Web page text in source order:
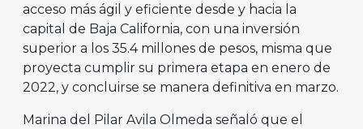
acceso más ágil y eficiente desde y hacia la
capital de Baja California, con una inversión
superior a los 35.4 millones de pesos, misma que
proyecta cumplir su primera etapa en enero de
2022, y concluirse se manera definitiva en marzo.
Marina del Pilar Avila Olmeda señaló que el